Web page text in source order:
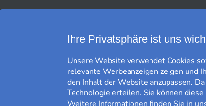
Ihre Privatsphäre ist uns
Unsere Website verwendet Cookies
relevante Werbeanzeigen zeigen und
den Inhalt der Website anzupassen.
Technologie erteilen. Sie können
Weitere Informationen finden Sie in